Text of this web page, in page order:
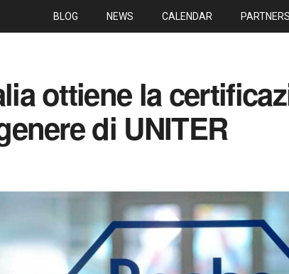
BLOG NEWS CALENDAR
ottiene la
di UNITER